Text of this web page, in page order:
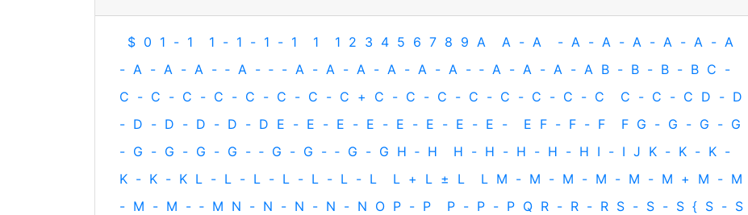
$ 0 1 - 1 1 - 1 - 1 - 1 1 1 2 3 4 5 6 7 8 9 A A - A - A - A - A - A - A - A
- A - A - A - ‐ A - ‐ - A - A - A - A - A - A - ‐ A - A - A - A B - B - B - B C -
C - C - C - C - C - C - C - C + C - C - C - C - C - C - C - C C - C - C D - D
- D - D - D - D - D E - E - E - E - E - E - E - E - E F - F - F F G - G - G - G
- G - G - G - G - ‐ G - G - ‐ G - G H ‐ H H - H - H - H - H I - I J K - K - K -
K - K - K L - L - L - L - L - L - L L + L ± L L M - M - M - M - M - M + M - M
- M - M - ‐ M N - N - N - N - N O P - P P - P - P Q R - R - R S - S - S { S - S